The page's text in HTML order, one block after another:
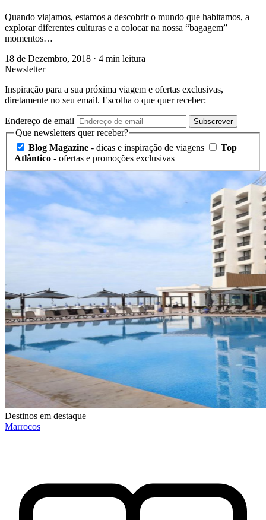
Quando viajamos, estamos a descobrir o mundo que habitamos, a
explorar diferentes culturas e a colocar na nossa “bagagem”
momentos…
18 de Dezembro, 2018 · 4 min leitura
Newsletter
Inspiração para a sua próxima viagem e ofertas exclusivas,
diretamente no seu email. Escolha o que quer receber:
Endereço de email Subscrever
Que newsletters quer receber?
Blog Magazine - dicas e inspiração de viagens
Top
Atlântico - ofertas e promoções exclusivas
Destinos em destaque
Marrocos